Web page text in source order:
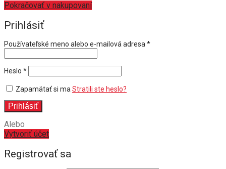
Pokračovať v nakupovaní
Prihlásiť
Používateľské meno alebo e-mailová adresa *Povinné
Heslo *Povinné
Zapamätať si ma Stratili ste heslo?
Prihlásiť
Alebo
Vytvoriť účet
Registrovať sa